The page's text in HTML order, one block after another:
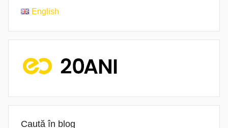
English
Caută în blog